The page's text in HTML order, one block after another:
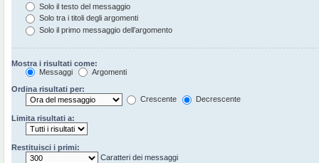
Solo il testo del messaggio
Solo tra i titoli degli argomenti
Solo il primo messaggio dell’argomento
Mostra i risultati come:
Messaggi
Argomenti
Ordina risultati per:
Crescente
Decrescente
Limita risultati a:
Restituisci i primi:
Caratteri dei messaggi